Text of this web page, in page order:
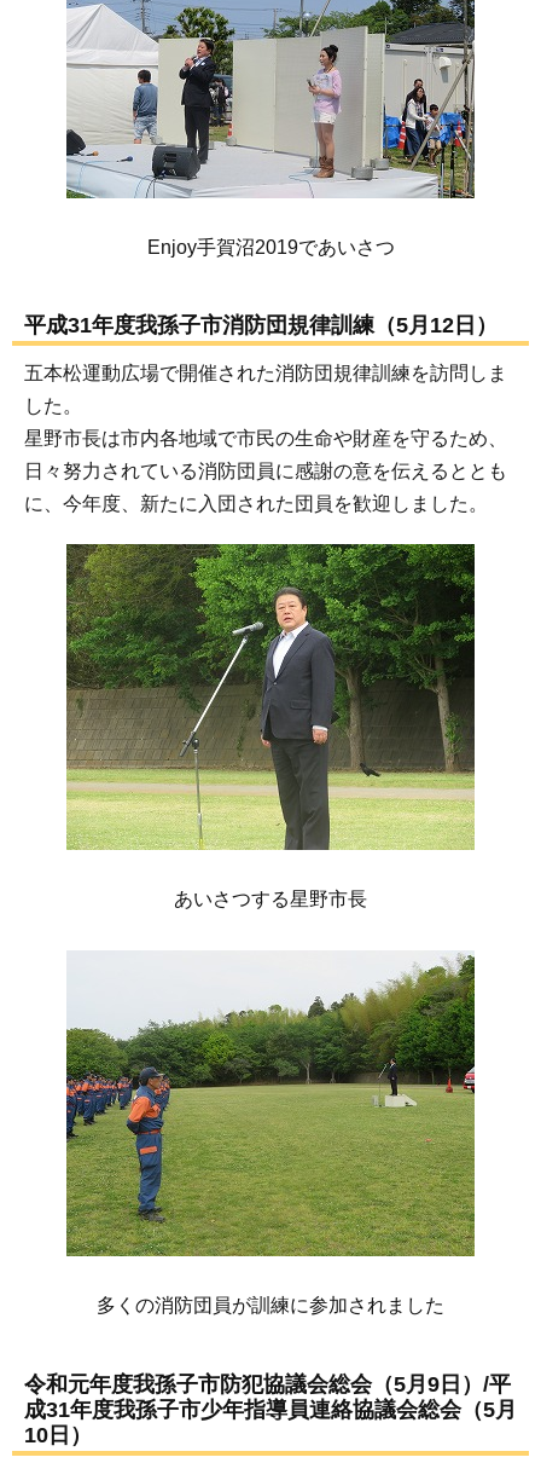
Enjoy手賀沼2019であいさつ
平成31年度我孫子市消防団規律訓練（5月12日）
五本松運動広場で開催された消防団規律訓練を訪問しま
した。
星野市長は市内各地域で市民の生命や財産を守るため、
日々努力されている消防団員に感謝の意を伝えるととも
に、今年度、新たに入団された団員を歓迎しました。
あいさつする星野市長
多くの消防団員が訓練に参加されました
令和元年度我孫子市防犯協議会総会（5月9日）/平
成31年度我孫子市少年指導員連絡協議会総会（5月
10日）